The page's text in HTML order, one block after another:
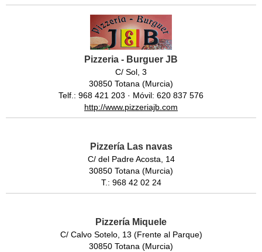
Pizzeria - Burguer JB
C/ Sol, 3
30850 Totana (Murcia)
Telf.: 968 421 203 · Móvil: 620 837 576
http://www.pizzeriajb.com
Pizzería Las navas
C/ del Padre Acosta, 14
30850 Totana (Murcia)
T.: 968 42 02 24
Pizzería Miquele
C/ Calvo Sotelo, 13 (Frente al Parque)
30850 Totana (Murcia)